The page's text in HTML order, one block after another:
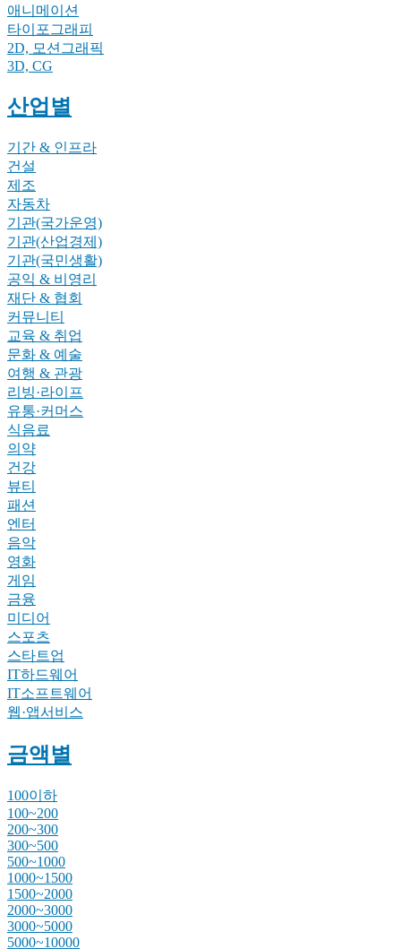
애니메이션
타이포그래피
2D, 모션그래픽
3D, CG
산업별
기간 & 인프라
건설
제조
자동차
기관(국가운영)
기관(산업경제)
기관(국민생활)
공익 & 비영리
재단 & 협회
커뮤니티
교육 & 취업
문화 & 예술
여행 & 관광
리빙·라이프
유통·커머스
식음료
의약
건강
뷰티
패션
엔터
음악
영화
게임
금융
미디어
스포츠
스타트업
IT하드웨어
IT소프트웨어
웹·앱서비스
금액별
100이하
100~200
200~300
300~500
500~1000
1000~1500
1500~2000
2000~3000
3000~5000
5000~10000